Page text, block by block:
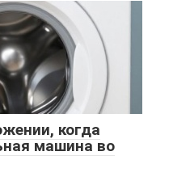
когда
машина во